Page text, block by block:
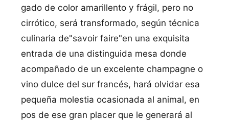
gado de color amarillento y frágil, pero no
cirrótico, será transformado, según técnica
culinaria de"savoir faire"en una exquisita
entrada de una distinguida mesa donde
acompañado de un excelente champagne o
vino dulce del sur francés, hará olvidar esa
pequeña molestia ocasionada al animal, en
pos de ese gran placer que le generará al